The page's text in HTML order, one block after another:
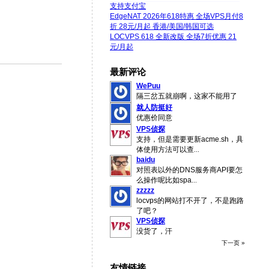
支持支付宝
EdgeNAT 2026年618特惠 全场VPS月付8
折 28元/月起 香港/美国/韩国可选
LOCVPS 618 全新改版 全场7折优惠 21
元/月起
最新评论
WePuu
隔三岔五就崩啊，这家不能用了
就人防挺好
优惠价同意
VPS侦探
支持，但是需要更新acme.sh，具
体使用方法可以查
baidu
对照表以外的DNS服务商API要怎
么操作呢比如spa
zzzzz
locvps的网站打不开了，不是跑路
了吧？
VPS侦探
没货了，汗
下一页 »